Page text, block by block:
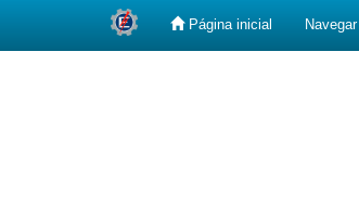
Página inicial Navegar